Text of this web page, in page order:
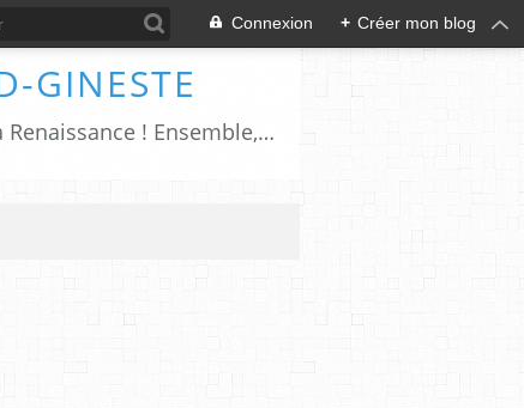
Connexion + Créer mon blog
GINESTE
Salers, cîté millénaire pétrie d'histoires et de traditions; le XXIème siècle sonnera sa Renaissance ! Ensemble, ayons à cœur de faire revivre Salers